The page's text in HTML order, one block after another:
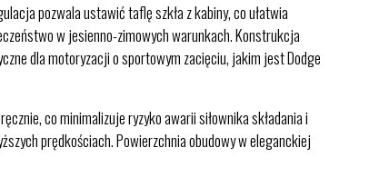
pozwala ustawić taflę szkła z kabiny, co ułatwia
w jesienno-zimowych warunkach. Konstrukcja
dla motoryzacji o sportowym zacięciu, jakim jest Dodge
co minimalizuje ryzyko awarii siłownika składania i
prędkościach. Powierzchnia obudowy w eleganckiej